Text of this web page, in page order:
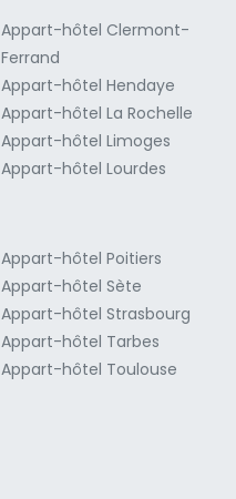
Appart-hôtel Clermont-
Ferrand
Appart-hôtel Hendaye
Appart-hôtel La Rochelle
Appart-hôtel Limoges
Appart-hôtel Lourdes
Appart-hôtel Poitiers
Appart-hôtel Sète
Appart-hôtel Strasbourg
Appart-hôtel Tarbes
Appart-hôtel Toulouse